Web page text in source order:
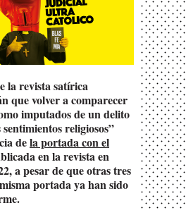
la revista satírica
que volver a comparecer
imputados de un delito
sentimientos religiosos”
dela portada con el
en la revista en
a pesar de que otras tres
portada ya han sido